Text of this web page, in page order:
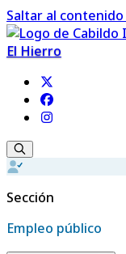
Saltar al
El Hierro
Sección
Empleo público